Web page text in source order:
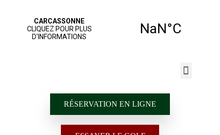
RÉSERVATION EN LIGNE